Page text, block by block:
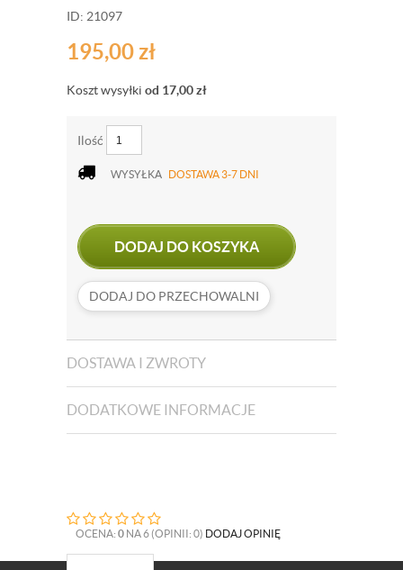
ID: 21097
195,00zł
Koszt wysyłki od 17,00zł
Ilość
WYSYŁKA DOSTAWA 3-7 DNI
DODAJ DO KOSZYKA
DODAJ DO PRZECHOWALNI
DOSTAWA I ZWROTY
DODATKOWE INFORMACJE
OCENA: 0 NA 6 (OPINII: 0) DODAJ OPINIĘ